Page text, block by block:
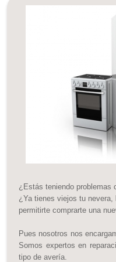
¿Estás teniendo problemas
¿Ya tienes viejos tu
permitirte comprarte una
Pues nosotros nos
Somos expertos en
tipo de avería.